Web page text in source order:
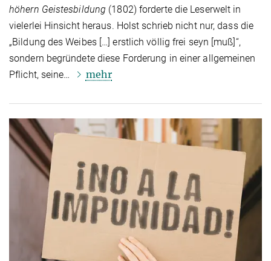
höhern Geistesbildung (1802) forderte die Leserwelt in
vielerlei Hinsicht heraus. Holst schrieb nicht nur, dass die
„Bildung des Weibes […] erstlich völlig frei seyn [muß]“,
sondern begründete diese Forderung in einer allgemeinen
Pflicht, seine…
mehr